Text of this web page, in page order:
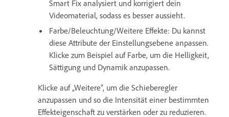
Smart Fix analysiert und korrigiert dein
Videomaterial, sodass es besser aussieht.
Farbe/Beleuchtung/Weitere Effekte: Du kannst
diese Attribute der Einstellungsebene anpassen.
Klicke zum Beispiel auf Farbe, um die Helligkeit,
Sättigung und Dynamik anzupassen.
Klicke auf „Weitere“, um die Schieberegler
anzupassen und so die Intensität einer bestimmten
Effekteigenschaft zu verstärken oder zu reduzieren.